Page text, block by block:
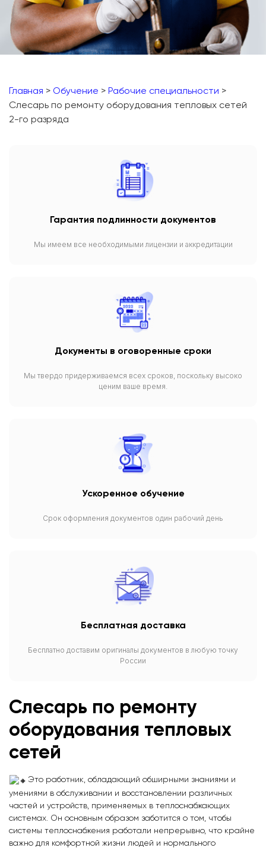
Главная > Обучение > Рабочие специальности >
Слесарь по ремонту оборудования тепловых сетей
2-го разряда
Гарантия подлинности документов
Мы имеем все необходимыми лицензии и аккредитации
Документы в оговоренные сроки
Мы твердо придерживаемся всех сроков, поскольку высоко
ценим ваше время.
Ускоренное обучение
Срок оформления документов один рабочий день
Бесплатная доставка
Бесплатно доставим оригиналы документов в любую точку
России
Слесарь по ремонту
оборудования тепловых
сетей
Это работник, обладающий обширными знаниями и
умениями в обслуживании и восстановлении различных
частей и устройств, применяемых в теплоснабжающих
системах. Он основным образом заботится о том, чтобы
системы теплоснабжения работали непрерывно, что крайне
важно для комфортной жизни людей и нормального